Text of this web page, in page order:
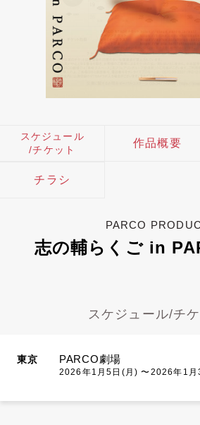
スケジュール
/チケット
作品概要
チラシ
PARCO
志の輔らくご in
スケジュール/チ
東京 PARCO劇場
2026年1月5日(月) 〜2026年1月